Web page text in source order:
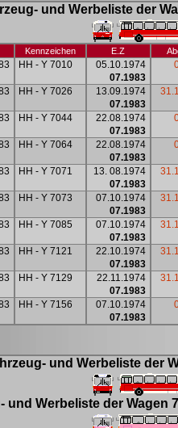
und Werbeliste der
Kennzeichen E.Z
HH - Y 7010
05.10.1974
07.1983
HH - Y 7026
13.09.1974
07.1983
HH - Y 7044
22.08.1974
07.1983
HH - Y 7064
22.08.1974
07.1983
HH - Y 7071
13. 08.1974
07.1983
HH - Y 7073
07.10.1974
07.1983
HH - Y 7085
07.10.1974
07.1983
HH - Y 7121
22.10.1974
07.1983
HH - Y 7129
22.11.1974
07.1983
HH - Y 7156
07.10.1974
07.1983
und Werbeliste der
und Werbeliste der Wagen